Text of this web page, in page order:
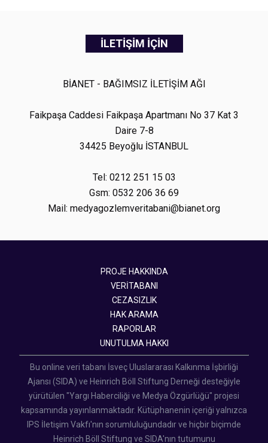
İLETİŞİM İÇİN
BİANET - BAĞIMSIZ İLETİŞİM AĞI
Faikpaşa Caddesi Faikpaşa Apartmanı No 37 Kat 3
Daire 7-8
34425 Beyoğlu İSTANBUL
Tel: 0212 251 15 03
Gsm: 0532 206 36 69
Mail: medyagozlemveritabani@bianet.org
PROJE HAKKINDA
VERİTABANI
CEZASIZLIK
HAK ARAMA
RAPORLAR
UNUTULMA HAKKI
Bu online veri tabanı İsveç Uluslararası Kalkınma İşbirliği
Ajansı (SIDA) ve Heinrich Böll Stiftung Derneği desteğiyle
yürütülen "Yargı Haberciliği ve Medya Özgürlüğü" projesi
kapsamında yayınlanmaktadır. Kütüphanenin içeriği yalnızca
IPS İletişim Vakfı'nın sorumluluğundadır ve hiçbir biçimde
Heinrich Böll Stiftung ve SIDA'nın tutumunu